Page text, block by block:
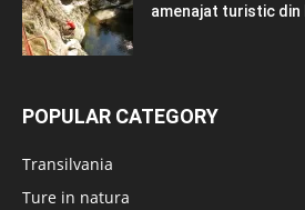
amenajat turistic din
POPULAR CATEGORY
Transilvania
Ture in natura